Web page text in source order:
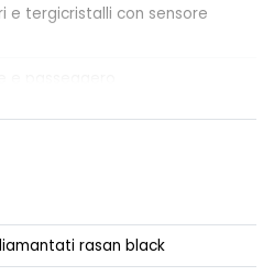
e tergicristalli con sensore
anteriori e posteriori
anteriore lato conducente
della corsia LKA
rasan black